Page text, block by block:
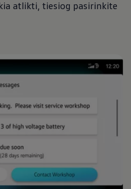
atlikti, tiesiog pasirinkite